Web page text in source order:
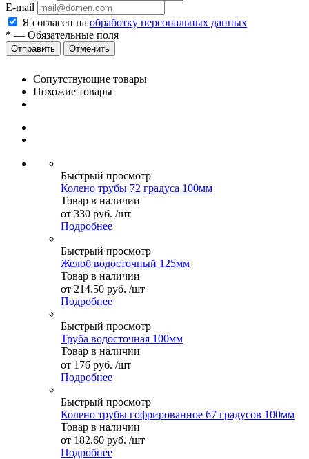
E-mail
Я согласен на обработку персональных данных
* — Обязательные поля
Отменить
Сопутствующие товары
Похожие товары
Быстрый просмотр
Колено трубы 72 градуса 100мм
Товар в наличии
от 330 руб. /шт
Подробнее
Быстрый просмотр
Желоб водосточный 125мм
Товар в наличии
от 214.50 руб. /шт
Подробнее
Быстрый просмотр
Труба водосточная 100мм
Товар в наличии
от 176 руб. /шт
Подробнее
Быстрый просмотр
Колено трубы гофрированное 67 градусов 100мм
Товар в наличии
от 182.60 руб. /шт
Подробнее